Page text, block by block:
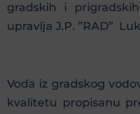
gradskih i
upravlja J.P. ”RAD”
Voda iz gradskog
kvalitetu propisanu